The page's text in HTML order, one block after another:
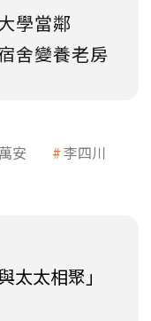
學當鄰
舍變養老房
安
李四川
太太相聚」